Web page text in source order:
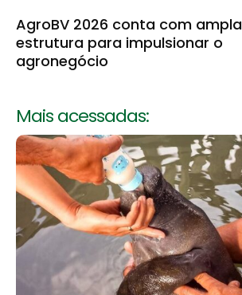
AgroBV 2026 conta com ampla
estrutura para impulsionar o
agronegócio
Mais acessadas: